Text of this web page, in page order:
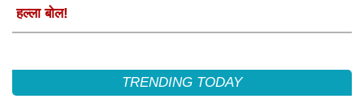
हल्ला बोल!
TRENDING TODAY